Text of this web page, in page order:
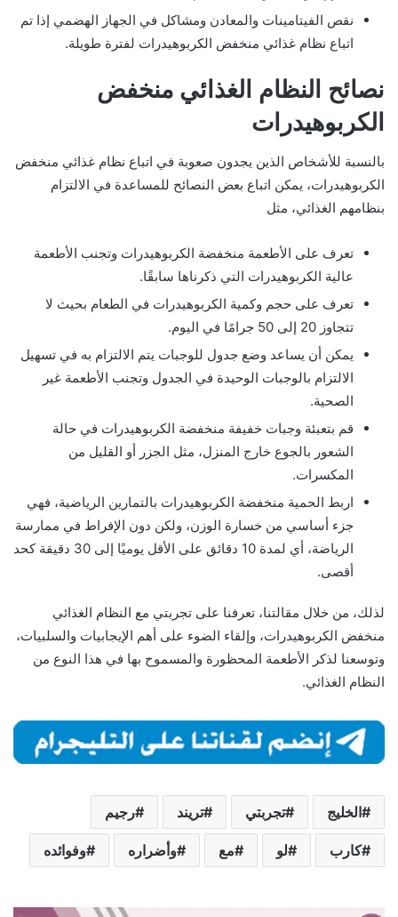
نقص الفيتامينات والمعادن ومشاكل في الجهاز الهضمي إذا تم
اتباع نظام غذائي منخفض الكربوهيدرات لفترة طويلة.
نصائح النظام الغذائي منخفض
الكربوهيدرات
بالنسبة للأشخاص الذين يجدون صعوبة في اتباع نظام غذائي منخفض
الكربوهيدرات، يمكن اتباع بعض النصائح للمساعدة في الالتزام
بنظامهم الغذائي، مثل
تعرف على الأطعمة منخفضة الكربوهيدرات وتجنب الأطعمة
عالية الكربوهيدرات التي ذكرناها سابقًا.
تعرف على حجم وكمية الكربوهيدرات في الطعام بحيث لا
تتجاوز 20 إلى 50 جرامًا في اليوم.
يمكن أن يساعد وضع جدول للوجبات يتم الالتزام به في تسهيل
الالتزام بالوجبات الوحيدة في الجدول وتجنب الأطعمة غير
الصحية.
قم بتعبئة وجبات خفيفة منخفضة الكربوهيدرات في حالة
الشعور بالجوع خارج المنزل، مثل الجزر أو القليل من
المكسرات.
اربط الحمية منخفضة الكربوهيدرات بالتمارين الرياضية، فهي
جزء أساسي من خسارة الوزن، ولكن دون الإفراط في ممارسة
الرياضة، أي لمدة 10 دقائق على الأقل يوميًا إلى 30 دقيقة كحد
أقصى.
لذلك، من خلال مقالتنا، تعرفنا على تجربتي مع النظام الغذائي
منخفض الكربوهيدرات، وإلقاء الضوء على أهم الإيجابيات والسلبيات،
وتوسعنا لذكر الأطعمة المحظورة والمسموح بها في هذا النوع من
النظام الغذائي.
الخليج تجربتي تريند رجيم
كارب لو مع وأضراره وفوائده